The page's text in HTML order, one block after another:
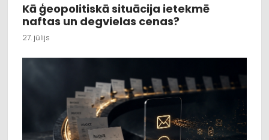
Kā ģeopolitiskā situācija ietekmē
naftas un degvielas cenas?
27. jūlijs